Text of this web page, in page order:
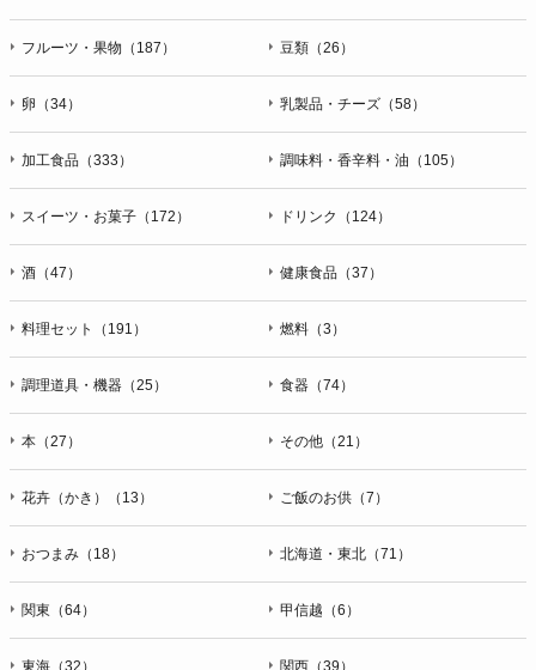
フルーツ・果物（187） 豆類（26）
卵（34） 乳製品・チーズ（58）
加工食品（333） 調味料・香辛料・油（105）
スイーツ・お菓子（172） ドリンク（124）
酒（47） 健康食品（37）
料理セット（191） 燃料（3）
調理道具・機器（25） 食器（74）
本（27） その他（21）
花卉（かき）（13） ご飯のお供（7）
おつまみ（18） 北海道・東北（71）
関東（64） 甲信越（6）
東海（32） 関西（39）